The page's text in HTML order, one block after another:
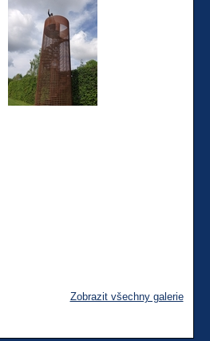
Zobrazit všechny galerie